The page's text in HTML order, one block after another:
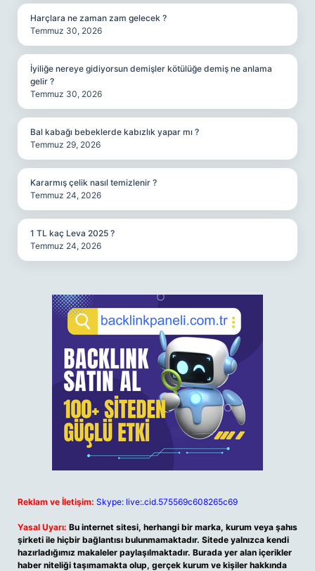
Harçlara ne zaman zam gelecek ?
Temmuz 30, 2026
İyiliğe nereye gidiyorsun demişler kötülüğe demiş ne anlama
gelir ?
Temmuz 30, 2026
Bal kabağı bebeklerde kabızlık yapar mı ?
Temmuz 29, 2026
Kararmış çelik nasıl temizlenir ?
Temmuz 24, 2026
1 TL kaç Leva 2025 ?
Temmuz 24, 2026
Reklam ve İletişim: Skype: live:.cid.575569c608265c69
Yasal Uyarı: Bu internet sitesi, herhangi bir marka, kurum veya şahıs
şirketi ile hiçbir bağlantısı bulunmamaktadır. Sitede yalnızca kendi
hazırladığımız makaleler paylaşılmaktadır. Burada yer alan içerikler
haber niteliği taşımamakta olup, gerçek kurum ve kişiler hakkında